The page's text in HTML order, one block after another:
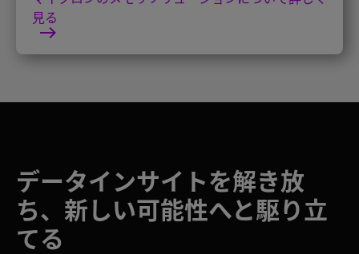
見る
データインサイトを解き放
ち、新しい可能性へと駆り立
てる